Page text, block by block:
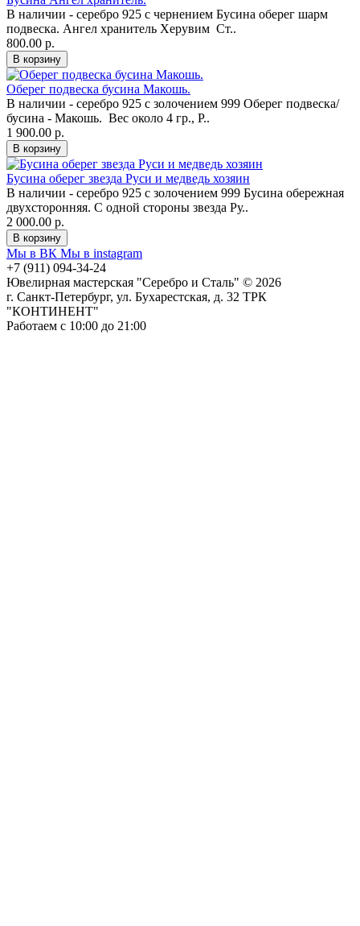
В наличии - серебро 925 с чернением Бусина оберег шарм
подвеска. Ангел хранитель Херувим Ст..
800.00 р.
Оберег подвеска бусина Макошь.
В наличии - серебро 925 c золочением 999 Оберег подвеска/
бусина - Макошь. Вес около 4 гр., Р..
1 900.00 р.
Бусина оберег звезда Руси и медведь хозяин
В наличии - серебро 925 с золочением 999 Бусина обережная
двухсторонняя. С одной стороны звезда Ру..
2 000.00 р.
Мы в ВК Мы в instagram
+7 (911) 094-34-24
Ювелирная мастерская "Серебро и Сталь" © 2026
г. Санкт-Петербург, ул. Бухарестская, д. 32 ТРК
"КОНТИНЕНТ"
Работаем с 10:00 до 21:00